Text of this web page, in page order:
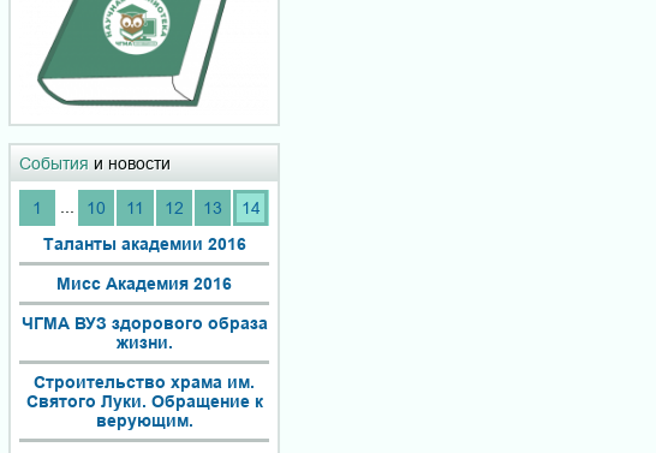
События и новости
1 ... 10 11 12 13
14
Таланты академии 2016
Мисс Академия 2016
ЧГМА ВУЗ здорового образа
жизни.
Строительство храма им.
Святого Луки. Обращение к
верующим.